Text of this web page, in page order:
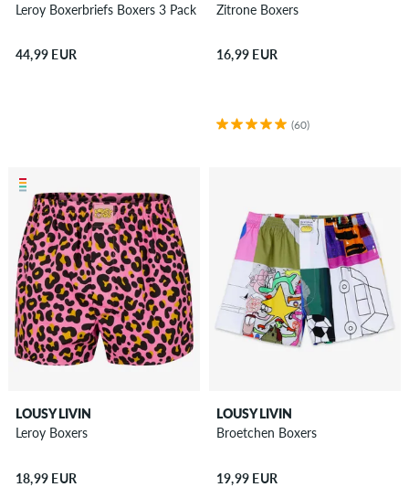
Leroy Boxerbriefs Boxers 3 Pack
44,99 EUR
Zitrone Boxers
16,99 EUR
(60)
LOUSY LIVIN
Leroy Boxers
18,99 EUR
LOUSY LIVIN
Broetchen Boxers
19,99 EUR